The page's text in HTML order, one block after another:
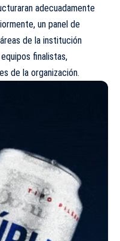
adecuadamente
un panel de
de la institución
finalistas,
de la organización.